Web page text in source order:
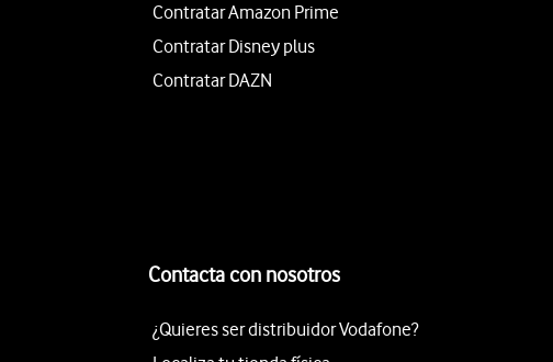
Contratar Amazon Prime
Contratar Disney plus
Contratar DAZN
Contacta con nosotros
¿Quieres ser distribuidor Vodafone?